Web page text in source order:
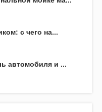
с чего на...
автомобиля и ...